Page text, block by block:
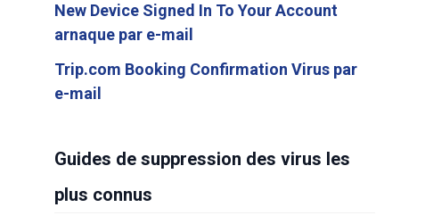
New Device Signed In To Your Account
arnaque par e-mail
Trip.com Booking Confirmation Virus par
e-mail
Guides de suppression des virus les
plus connus